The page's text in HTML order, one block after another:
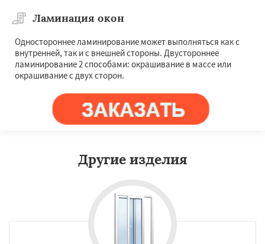
Ламинация окон
Одностороннее ламинирование может выполняться как с
внутренней, так и с внешней стороны. Двустороннее
ламинирование 2 способами: окрашивание в массе или
окрашивание с двух сторон.
Другие изделия